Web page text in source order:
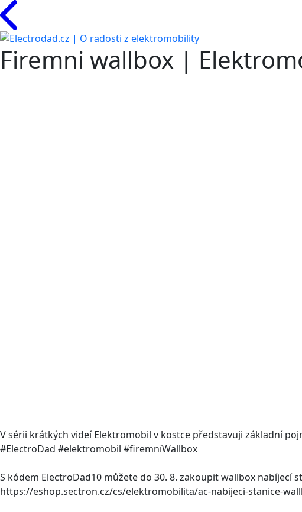
Firemni wallbox |
V sérii krátkých videí Elektromobil v kostce představuji základní
#ElectroDad #elektromobil #firemníWallbox
S kódem ElectroDad10 můžete do 30. 8. zakoupit wallbox nabíjecí
https://eshop.sectron.cz/cs/elektromobilita/ac-nabijeci-stanice-